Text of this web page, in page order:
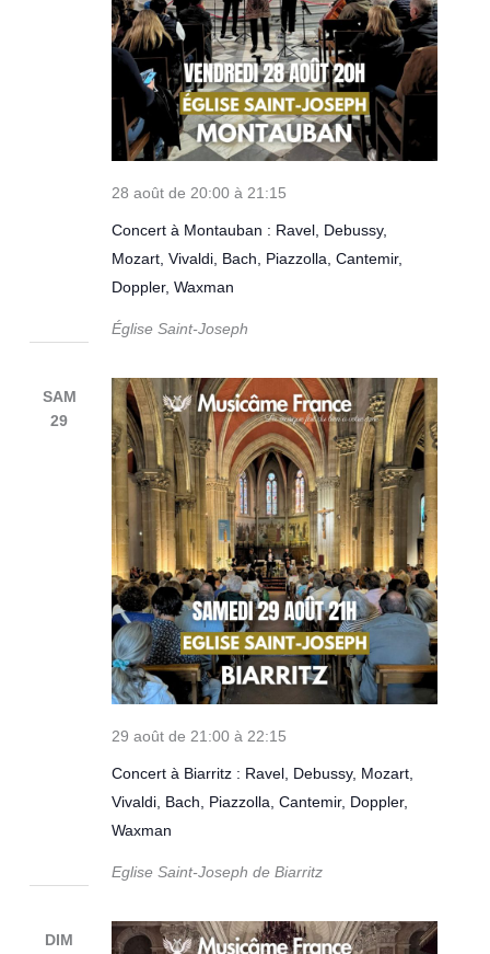
Concert à Montauban : Ravel, Debussy,
Mozart, Vivaldi, Bach, Piazzolla, Cantemir,
Doppler, Waxman
28 août de 20:00 à21:15
Église Saint-Joseph
SAM
29
Concert à Biarritz : Ravel, Debussy, Mozart,
Vivaldi, Bach, Piazzolla, Cantemir, Doppler,
Waxman
29 août de 21:00 à 22:15
Eglise Saint-Joseph de Biarritz
DIM